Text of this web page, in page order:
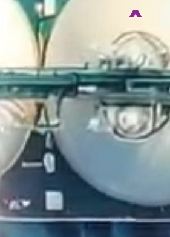
자연과 환경,
생각하는 기업